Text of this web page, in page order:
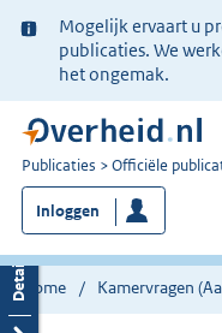
Ter
informatie:
Mogelijk ervaart u
publicaties. We
het ongemak.
U
bent
nu
hier:
Publicaties Officiële
Inloggen
Home Kamervragen